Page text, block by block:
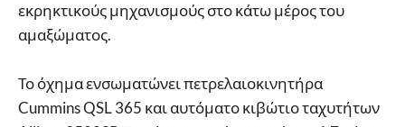
εκρηκτικούς μηχανισμούς στο κάτω μέρος του
αμαξώματος.
Το όχημα ενσωματώνει πετρελαιοκινητήρα
Cummins QSL 365 και αυτόματο κιβώτιο ταχυτήτων